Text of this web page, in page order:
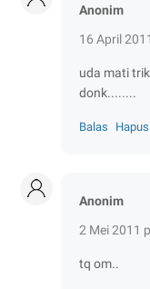
Anonim
16 April
uda mati
donk........
Balas Hapus
Anonim
2 Mei 2011
tq om..